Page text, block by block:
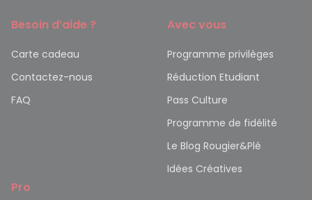
Besoin d’aide ?
Carte cadeau
Contactez-nous
FAQ
Avec vous
Programme privilèges
Réduction Etudiant
Pass Culture
Programme de fidélité
Le Blog Rougier&Plé
Idées Créatives
Pro